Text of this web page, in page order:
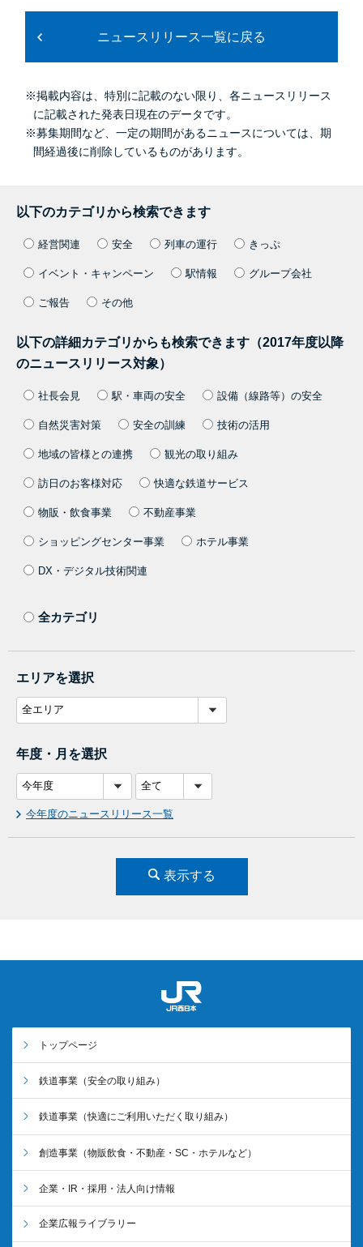
ニュースリリース一覧に戻る
※掲載内容は、特別に記載のない限り、各ニュースリリース
に記載された発表日現在のデータです。
※募集期間など、一定の期間があるニュースについては、期
間経過後に削除しているものがあります。
以下のカテゴリから検索できます
経営関連 安全 列車の運行 きっぷ
イベント・キャンペーン 駅情報 グループ会社
ご報告 その他
以下の詳細カテゴリからも検索できます（2017年度以降
のニュースリリース対象）
社長会見 駅・車両の安全 設備（線路等）の安全
自然災害対策 安全の訓練 技術の活用
地域の皆様との連携 観光の取り組み
訪日のお客様対応 快適な鉄道サービス
物販・飲食事業 不動産事業
ショッピングセンター事業 ホテル事業
DX・デジタル技術関連
全カテゴリ
エリアを選択
年度・月を選択
今年度のニュースリリース一覧
表示する
トップページ
鉄道事業 （安全の取り組み）
鉄道事業 （快適にご利用いただく取り組み）
創造事業 （物販飲食・不動産・SC・ホテルなど）
企業・IR・採用・法人向け情報
企業広報ライブラリー